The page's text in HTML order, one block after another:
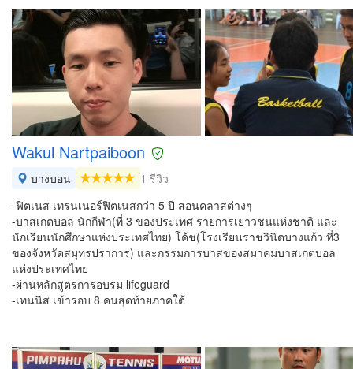
Wakul Nartpaiboon
บางบอน
1 รีวิว
-ฟิตเนส เทรนเนอร์ฟิตเนสกว่า 5 ปี สอนคลาสต่างๆ
-บาสเกตบอล นักกีฬา(ที่ 3 ของประเทศ รายการเยาวชนแห่งชาติ และ
นักเรียนนักศึกษาแห่งประเทศไทย) โค้ช(โรงเรียนราชวินิตบางแก้ว ที่3
ของจังหวัดสมุทรปราการ) และกรรมการบาสของสมาคมบาสเกตบอล
แห่งประเทศไทย
-ผ่านหลักสูตรการอบรม lifeguard
-เทนนิส เข้ารอบ 8 คนสุดท้ายภาคใต้